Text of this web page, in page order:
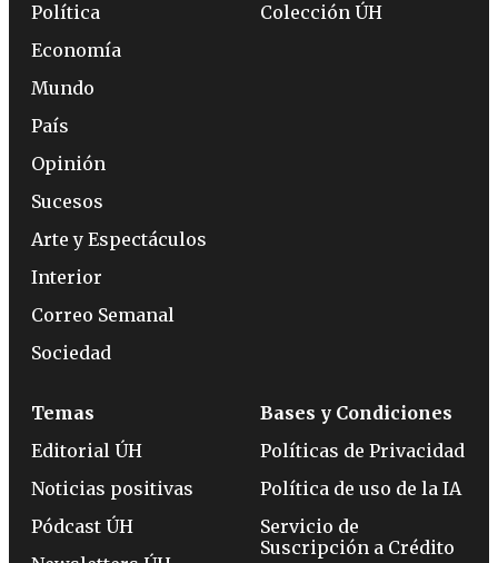
Política
Economía
Mundo
País
Opinión
Sucesos
Arte y Espectáculos
Interior
Correo Semanal
Sociedad
Colección ÚH
Temas
Editorial ÚH
Noticias positivas
Pódcast ÚH
Bases y Condiciones
Políticas de Privacidad
Política de uso de la IA
Servicio de
Suscripción a Crédito